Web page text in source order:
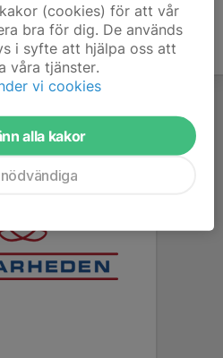
(cookies) för att vår
bra för dig. De används
i syfte att hjälpa oss att
våra tjänster.
vi cookies
alla kakor